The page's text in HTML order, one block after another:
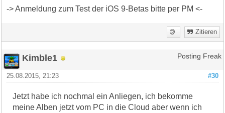
-> Anmeldung zum Test der iOS 9-Betas bitte per PM <-
Zitieren
Kimble1 Posting Freak
#30
25.08.2015, 21:23
Jetzt habe ich nochmal ein Anliegen, ich bekomme
meine Alben jetzt vom PC in die Cloud aber wenn ich